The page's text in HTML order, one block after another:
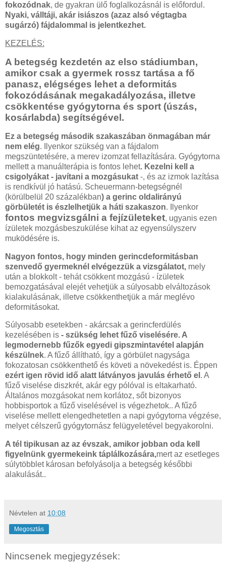
fokozódnak, de gyakran ülő foglalkozásnál is előfordul.
Nyaki, válltáji, akár isiászos (azaz alsó végtagba
sugárzó) fájdalommal is jelentkezhet.
KEZELÉS:
A betegség kezdetén az elso stádiumban,
amikor csak a gyermek rossz tartása a fő
panasz, elégséges lehet a deformitás
fokozódásának megakadályozása, illetve
csökkentése gyógytorna és sport (úszás,
kosárlabda) segítségével.
Ez a betegség második szakaszában önmagában már
nem elég. Ilyenkor szükség van a fájdalom
megszüntetésére, a merev izomzat fellazítására. Gyógytorna
mellett a manuálterápia is fontos lehet. Kezelni kell a
csigolyákat - javítani a mozgásukat -, és az izmok lazítása
is rendkívül jó hatású. Scheuermann-betegségnél
(körülbelül 20 százalékban) a gerinc oldalirányú
görbületét is észlelhetjük a háti szakaszon. Ilyenkor
fontos megvizsgálni a fejízületeket, ugyanis ezen
ízületek mozgásbeszukülése kihat az egyensúlyszerv
muködésére is.
Nagyon fontos, hogy minden gerincdeformitásban
szenvedő gyermeknél elvégezzük a vizsgálatot, mely
után a blokkolt - tehát csökkent mozgású - ízületek
bemozgatásával elejét vehetjük a súlyosabb elváltozások
kialakulásának, illetve csökkenthetjük a már meglévo
deformitásokat.
Súlyosabb esetekben - akárcsak a gerincferdülés
kezelésében is - szükség lehet fűző viselésére. A
legmodernebb fűzők egyedi gipszmintavétel alapján
készülnek. A fűző állítható, így a görbület nagysága
fokozatosan csökkenthető és követi a növekedést is. Éppen
ezért igen rövid idő alatt látványos javulás érhető el . A
fűző viselése diszkrét, akár egy pólóval is eltakarható.
Általános mozgásokat nem korlátoz, sőt bizonyos
hobbisportok a fűző viselésével is végezhetok.. A fűző
viselése mellett elengedhetetlen a napi gyógytorna végzése,
melyet célszerű gyógytornász felügyeletével begyakorolni.
A tél tipikusan az az évszak, amikor jobban oda kell
figyelnünk gyermekeink táplálkozására,mert az esetleges
súlytöbblet károsan befolyásolja a betegség későbbi
alakulását..
Névtelen at 10:08
Megosztás
Nincsenek megjegyzések: